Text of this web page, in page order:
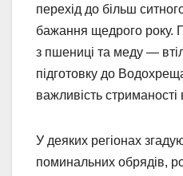
перехід до більш
бажання щедрого року.
з пшениці та меду —
підготовку до
важливість стриманості
У деяких регіонах
поминальних обрядів,